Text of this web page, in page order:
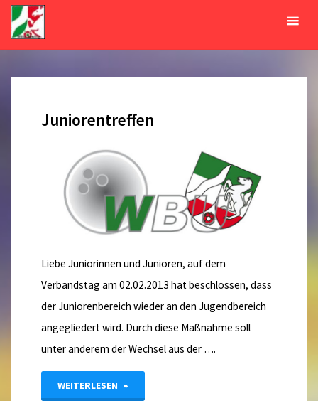
Zum
Inhalt
springenTag:
Juniorentreffen
Liebe Juniorinnen und Junioren, auf dem
Verbandstag am 02.02.2013 hat beschlossen, dass
der Juniorenbereich wieder an den Jugendbereich
angegliedert wird. Durch diese Maßnahme soll
unter anderem der Wechsel aus der ….
WEITERLESEN "Juniorentreffen"